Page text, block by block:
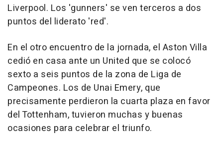
Liverpool. Los 'gunners' se ven terceros a dos
puntos del liderato 'red'.
En el otro encuentro de la jornada, el Aston Villa
cedió en casa ante un United que se colocó
sexto a seis puntos de la zona de Liga de
Campeones. Los de Unai Emery, que
precisamente perdieron la cuarta plaza en favor
del Tottenham, tuvieron muchas y buenas
ocasiones para celebrar el triunfo.